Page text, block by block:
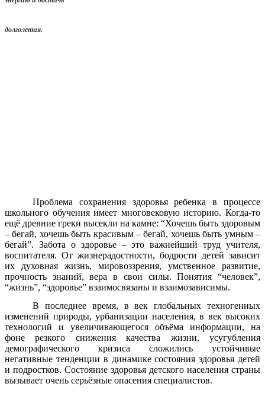
долголетия.
Проблема сохранения здоровья ребенка в процессе
школьного обучения имеет многовековую историю. Когда-то
ещё древние греки высекли на камне: “Хочешь быть здоровым
– бегай, хочешь быть красивым – бегай, хочешь быть умным –
бегай”. Забота о здоровье – это важнейший труд учителя,
воспитателя. От жизнерадостности, бодрости детей зависит
их духовная жизнь, мировоззрения, умственное развитие,
прочность знаний, вера в свои силы. Понятия “человек”,
“жизнь”, “здоровье” взаимосвязаны и взаимозависимы.
В последнее время, в век глобальных техногенных
изменений природы, урбанизации населения, в век высоких
технологий и увеличивающегося объёма информации, на
фоне резкого снижения качества жизни, усугубления
демографического кризиса сложились устойчивые
негативные тенденции в динамике состояния здоровья детей
и подростков. Состояние здоровья детского населения страны
вызывает очень серьёзные опасения специалистов.